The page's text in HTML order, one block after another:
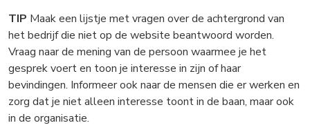
TIP Maak een lijstje met vragen over de achtergrond van
het bedrijf die niet op de website beantwoord worden.
Vraag naar de mening van de persoon waarmee je het
gesprek voert en toon je interesse in zijn of haar
bevindingen. Informeer ook naar de mensen die er werken en
zorg dat je niet alleen interesse toont in de baan, maar ook
in de organisatie.